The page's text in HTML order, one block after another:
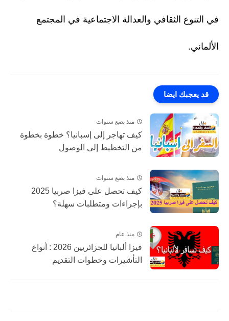
في التنوع الثقافي والعدالة الاجتماعية في المجتمع
الألماني.
قد يعجبك ايضا
منذ بضع سنوات
كيف تهاجر إلى إسبانيا؟ خطوة بخطوة
من التخطيط إلى الوصول
منذ بضع سنوات
كيف تحصل على فيزا صربيا 2025
بإجراءات ومتطلبات سهلة؟
منذ عام
فيزا ألبانيا للجزائريين 2026 : أنواع
التأشيرات وخطوات التقديم